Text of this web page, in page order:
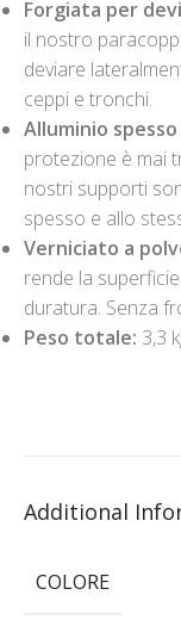
Forgiata per
il nostro
deviare
ceppi e tronchi.
Alluminio
protezione è mai
nostri supporti
spesso e allo
Verniciato a
rende la
duratura. Senza
Peso totale: 3,3
Additional
COLORE